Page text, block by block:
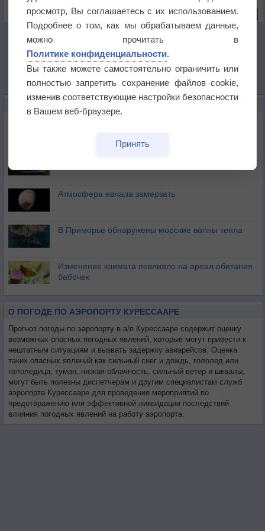
Риск задержек вылетов по метеоусловиям
Атмосфера начала замерзать
В Приморье обнаружены морские волны тепла
Изменение климата повлияло на ареал обитания
бабочек
О ПОГОДЕ ПО АЭРОПОРТУ КУРЕССААРЕ
Прогноз погоды по эаропорту в а/п Курессааре содержит оценку
возможных опасных погодных явлений, которые могут привести к
нештатным ситуациям и вызвать задержку авиарейсов. Оценка
таких опасных явлений как сильный снег и дождь, гололед или
гололедица, туман, низкая облачность, сильный ветер и шквалы,
могут быть полезны диспетчерам и другим специалистам служб
аэропорта Курессааре для проведения мероприятий по
предотвражению или эффективной ликвидации последствий
влияния погодных явлений на работу аэропорта.
просмотр, Вы соглашаетесь с их использованием.
Подробнее о том, как мы обрабатываем данные,
можно прочитать в
Политике конфиденциальности.
Вы также можете самостоятельно ограничить или
полностью запретить сохранение файлов cookie,
изменив соответствующие настройки безопасности
в Вашем веб-браузере.
Принять